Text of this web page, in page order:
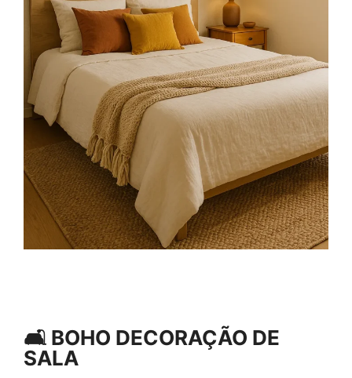
🛋️ BOHO DECORAÇÃO DE
SALA